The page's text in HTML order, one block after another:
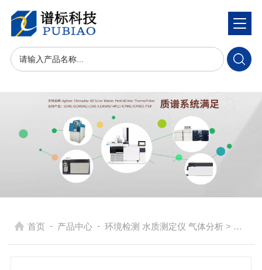
首页 - 产品中心 - 环境检测 水质测定仪 气体分析 > 金属粉尘及其化合物采样器